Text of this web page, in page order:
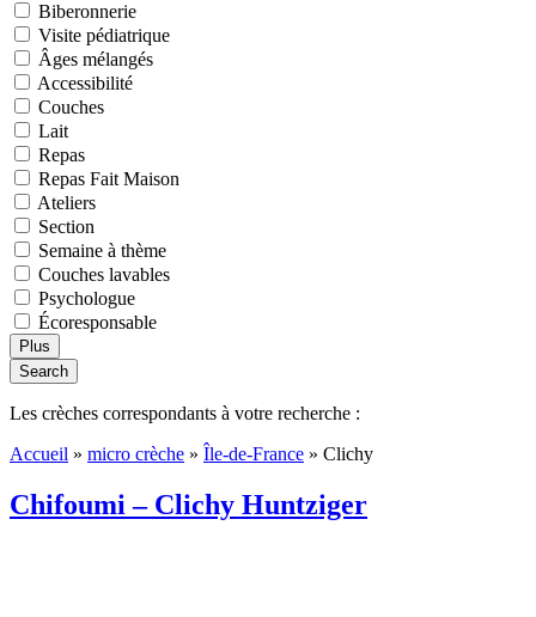
Biberonnerie
Visite pédiatrique
Âges mélangés
Accessibilité
Couches
Lait
Repas
Repas Fait Maison
Ateliers
Section
Semaine à thème
Couches lavables
Psychologue
Écoresponsable
Plus
Search
Les crèches correspondants à votre recherche :
Accueil » micro crèche » Île-de-France » Clichy
Chifoumi – Clichy Huntziger